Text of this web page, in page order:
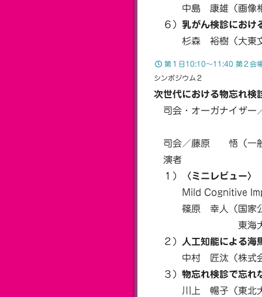
中島 康雄（画像相
６） 乳がん検診におけ
杉森 裕樹（大東文化
第１日10:10〜11:40 第２会
シンポジウム２
次世代における物忘れ
司会・オーガナイザー
司会／藤原 悟（一般
演者
１）
〈ミニレビュー〉
Mild Cognitive
篠原 幸人（国家公
東海大学 名
２）
人工知能による海
中村 匠汰（株式会
３） 物忘れ検診で忘
川上 暢子（東北大